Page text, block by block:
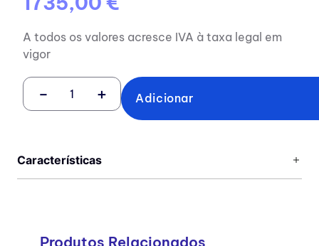
A todos os valores acresce IVA à taxa legal em
vigor
＋
－ Adicionar
Características
Produtos Relacionados